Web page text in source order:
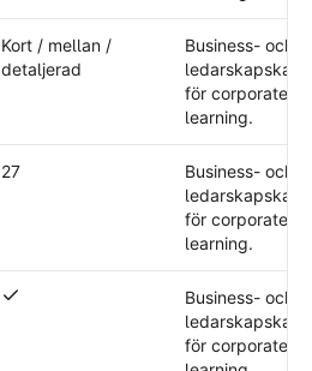
Kort / mellan /
detaljerad
Business- och
för corporate
learning.
27
Business- och
för corporate
learning.
Chatt med sammanfattningar och
Business- och
för corporate